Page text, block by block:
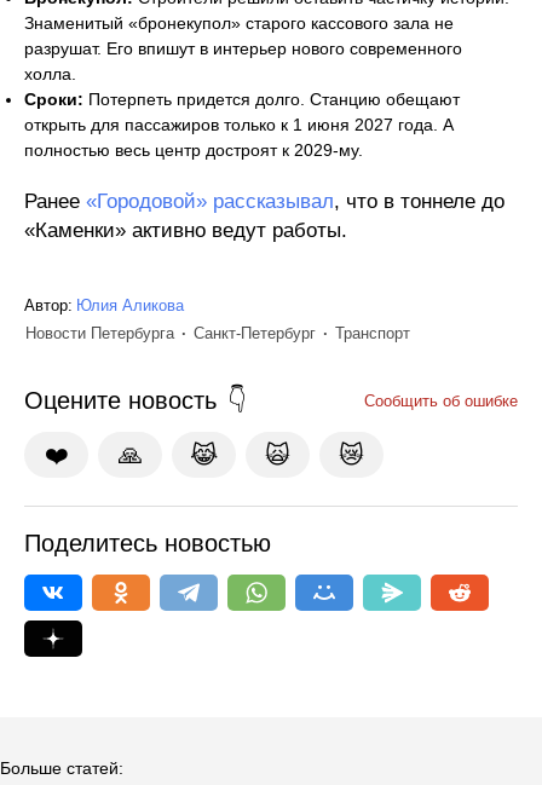
Знаменитый «бронекупол» старого кассового зала не
разрушат. Его впишут в интерьер нового современного
холла.
Сроки: Потерпеть придется долго. Станцию обещают
открыть для пассажиров только к 1 июня 2027 года. А
полностью весь центр достроят к 2029-му.
Ранее «Городовой» рассказывал, что в тоннеле до
«Каменки» активно ведут работы.
Автор: Юлия Аликова
Новости Петербурга
Санкт-Петербург Транспорт
Оцените новость Сообщить об ошибке
❤️ 🙏 😹 🙀 😿
Поделитесь новостью
Больше статей: